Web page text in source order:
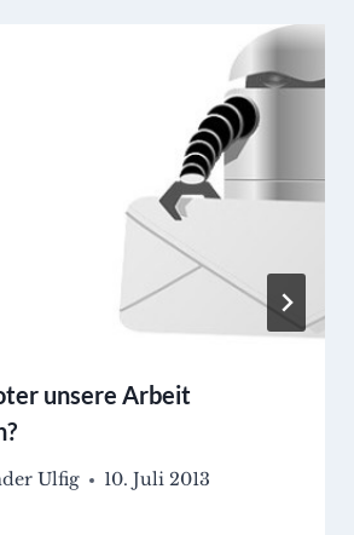
unsere Arbeit
Ulfig 10. Juli 2013